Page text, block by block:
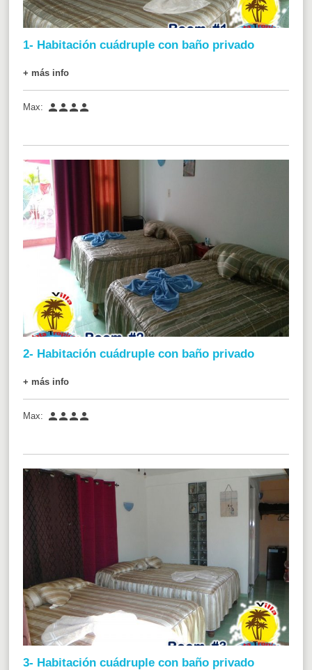
1- Habitación cuádruple con baño privado
+ más info
Max: 
2- Habitación cuádruple con baño privado
+ más info
Max: 
3- Habitación cuádruple con baño privado